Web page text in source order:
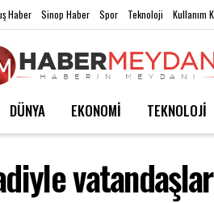
Haber Sinop Haber Spor Teknoloji Kullanım
DÜNYA EKONOMİ TEKNOLOJİ